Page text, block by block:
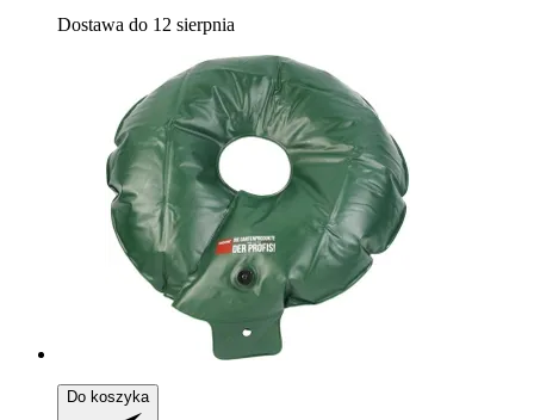
Dostawa do 12 sierpnia
Do koszyka